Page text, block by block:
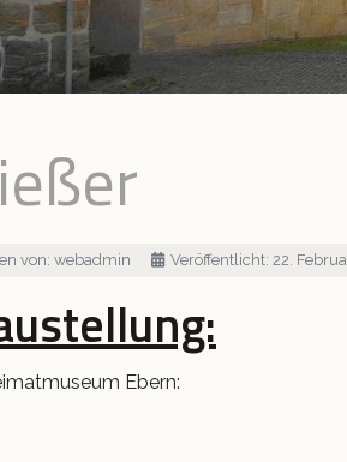
von: webadmin Veröffentlicht: 22.
Ebern: